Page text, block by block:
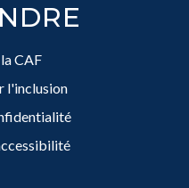
CAF
l'inclusion